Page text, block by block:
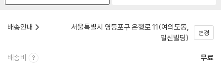
배송안내
서울특별시 영등포구 은행로 11(여의도동,
일신빌딩)
변경
배송비 무료